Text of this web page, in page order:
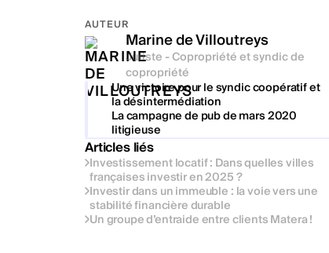
AUTEUR
Marine de Villoutreys
Juriste - Copropriété et syndic de
copropriété
Une victoire pour le syndic coopératif et
la désintermédiation
La campagne de pub de mars 2020
litigieuse
Articles liés
Investissement locatif : Dans quelles villes
françaises investir en 2025 ?
Investir dans un immeuble : la voie vers une
stabilité financière durable
Un groupe d’entraide entre clients Matera !